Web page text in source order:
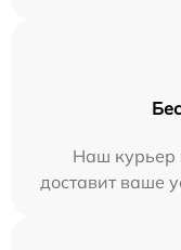
Наш курьер
доставит ваше